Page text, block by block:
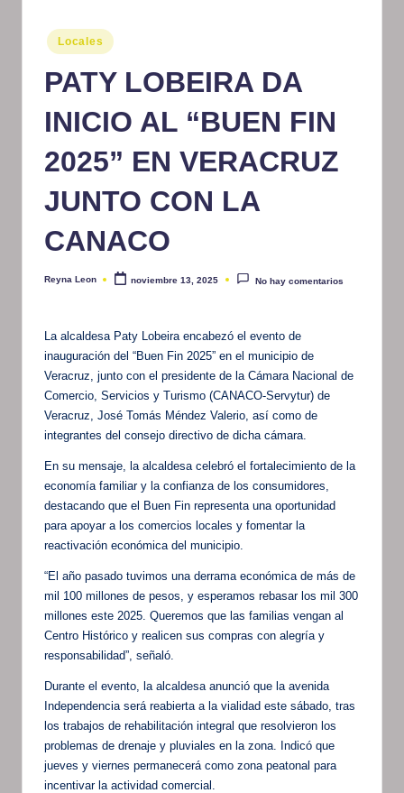
m
at
iv
o
Publicado
en
Locales
PATY LOBEIRA DA
INICIO AL “BUEN FIN
2025” EN VERACRUZ
JUNTO CON LA
CANACO
Publicado
Reyna Leon noviembre 13, 2025 No hay comentarios
La alcaldesa Paty Lobeira encabezó el evento de
inauguración del “Buen Fin 2025” en el municipio de
Veracruz, junto con el presidente de la Cámara Nacional de
Comercio, Servicios y Turismo (CANACO-Servytur) de
Veracruz, José Tomás Méndez Valerio, así como de
integrantes del consejo directivo de dicha cámara.
En su mensaje, la alcaldesa celebró el fortalecimiento de la
economía familiar y la confianza de los consumidores,
destacando que el Buen Fin representa una oportunidad
para apoyar a los comercios locales y fomentar la
reactivación económica del municipio.
“El año pasado tuvimos una derrama económica de más de
mil 100 millones de pesos, y esperamos rebasar los mil 300
millones este 2025. Queremos que las familias vengan al
Centro Histórico y realicen sus compras con alegría y
responsabilidad”, señaló.
Durante el evento, la alcaldesa anunció que la avenida
Independencia será reabierta a la vialidad este sábado, tras
los trabajos de rehabilitación integral que resolvieron los
problemas de drenaje y pluviales en la zona. Indicó que
jueves y viernes permanecerá como zona peatonal para
incentivar la actividad comercial.